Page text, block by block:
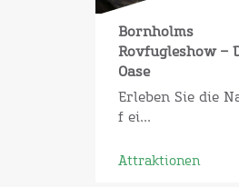
Bornholms
Rovfugleshow –
Oase
Erleben Sie die
f ei...
Attraktionen